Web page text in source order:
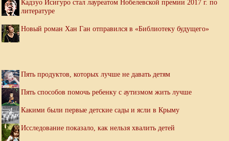
Кадзуо Исигуро стал лауреатом Нобелевской премии 2017 г. по
литературе
Новый роман Хан Ган отправился в «Библиотеку будущего»
Пять продуктов, которых лучше не давать детям
Пять способов помочь ребенку с аутизмом жить лучше
Какими были первые детские сады и ясли в Крыму
Исследование показало, как нельзя хвалить детей